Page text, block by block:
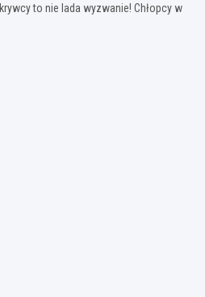
to nie lada wyzwanie! Chłopcy w